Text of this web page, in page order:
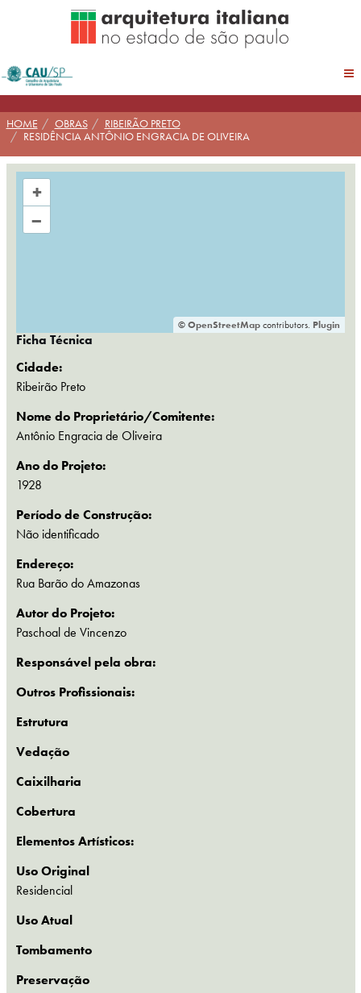
HOME OBRAS
RIBEIRÃO PRETO
RESIDÊNCIA ANTÔNIO ENGRACIA DE OLIVEIRA
+
–
©OpenStreetMapcontributors. Plugin
Ficha Técnica
Cidade:
Ribeirão Preto
Nome do Proprietário/Comitente:
Antônio Engracia de Oliveira
Ano do Projeto:
1928
Período de Construção:
Não identificado
Endereço:
Rua Barão do Amazonas
Autor do Projeto:
Paschoal de Vincenzo
Responsável pela obra:
Outros Profissionais:
Estrutura
Vedação
Caixilharia
Cobertura
Elementos Artísticos:
Uso Original
Residencial
Uso Atual
Tombamento
Preservação